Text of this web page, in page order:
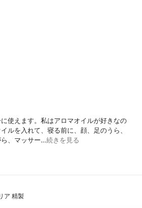
使えます。私はアロマオイルが好きなの
ルを入れて、寝る前に、顔、足のうら、
、マッサー…続きを見る
ア 精製